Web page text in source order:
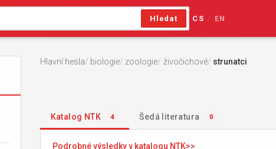
Hledat CS / EN
Hlavní hesla biologie zoologie živočichové strunatci
Katalog NTK 4 Šedá literatura 0
Podrobné výsledky v katalogu NTK